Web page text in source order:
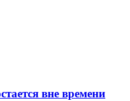
вне времени